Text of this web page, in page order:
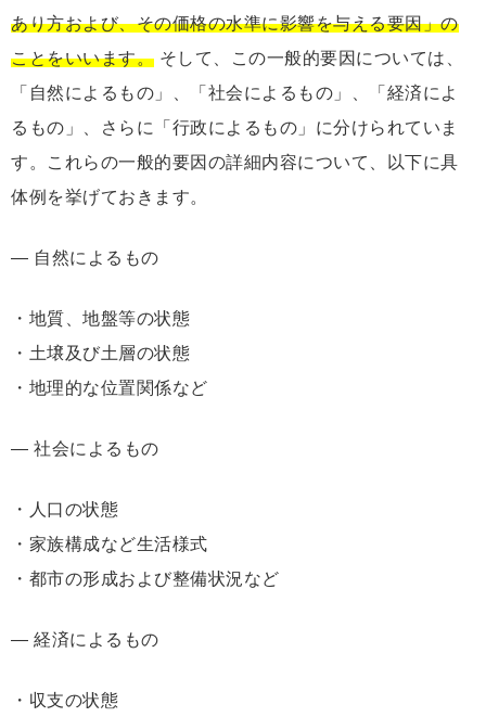
あり⽅および、その価格の⽔準に影響を与える要因」の
ことをいいます。 そして、この一般的要因については、
「自然によるもの」、「社会によるもの」、「経済によ
るもの」、さらに「行政によるもの」に分けられていま
す。これらの一般的要因の詳細内容について、以下に具
体例を挙げておきます。
― 自然によるもの
・地質、地盤等の状態
・土壌及び土層の状態
・地理的な位置関係など
― 社会によるもの
・人口の状態
・家族構成など生活様式
・都市の形成および整備状況など
― 経済によるもの
・収支の状態